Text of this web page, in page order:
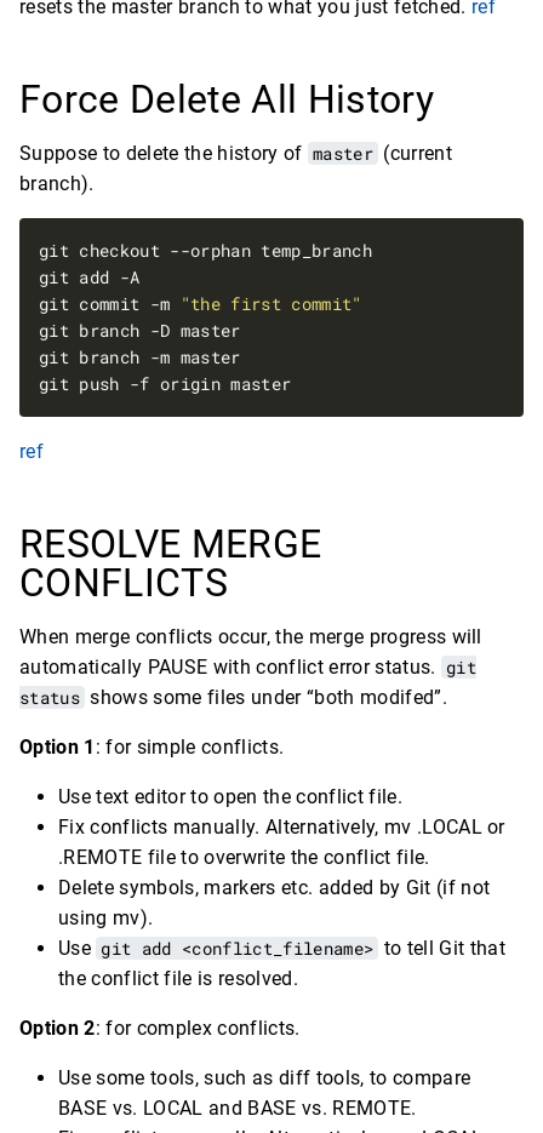
resets the master branch to what you just fetched. ref
Force Delete All History
Suppose to delete the history of master (current
branch).
git checkout --orphan temp_branch
git commit -m "the first commit"
ref
RESOLVE MERGE
CONFLICTS
When merge conflicts occur, the merge progress will
automatically PAUSE with conflict error status. git
status shows some files under “both modifed”.
Option 1 : for simple conflicts.
Use text editor to open the conflict file.
Fix conflicts manually. Alternatively, mv .LOCAL or
.REMOTE file to overwrite the conflict file.
Delete symbols, markers etc. added by Git (if not
using mv).
Use git add <conflict_filename> to tell Git that
the conflict file is resolved.
Option 2: for complex conflicts.
Use some tools, such as diff tools, to compare
BASE vs. LOCAL and BASE vs. REMOTE.